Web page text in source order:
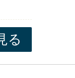
る